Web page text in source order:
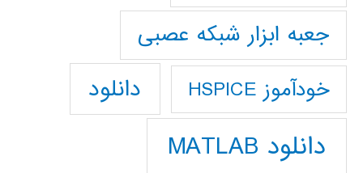
جعبه ابزار شبکه عصبی
خودآموز HSPICE دانلود
دانلود MATLAB